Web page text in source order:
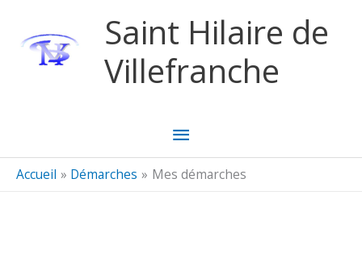
Saint Hilaire de
Villefranche
Menu
principal
Accueil Démarches Mes démarches